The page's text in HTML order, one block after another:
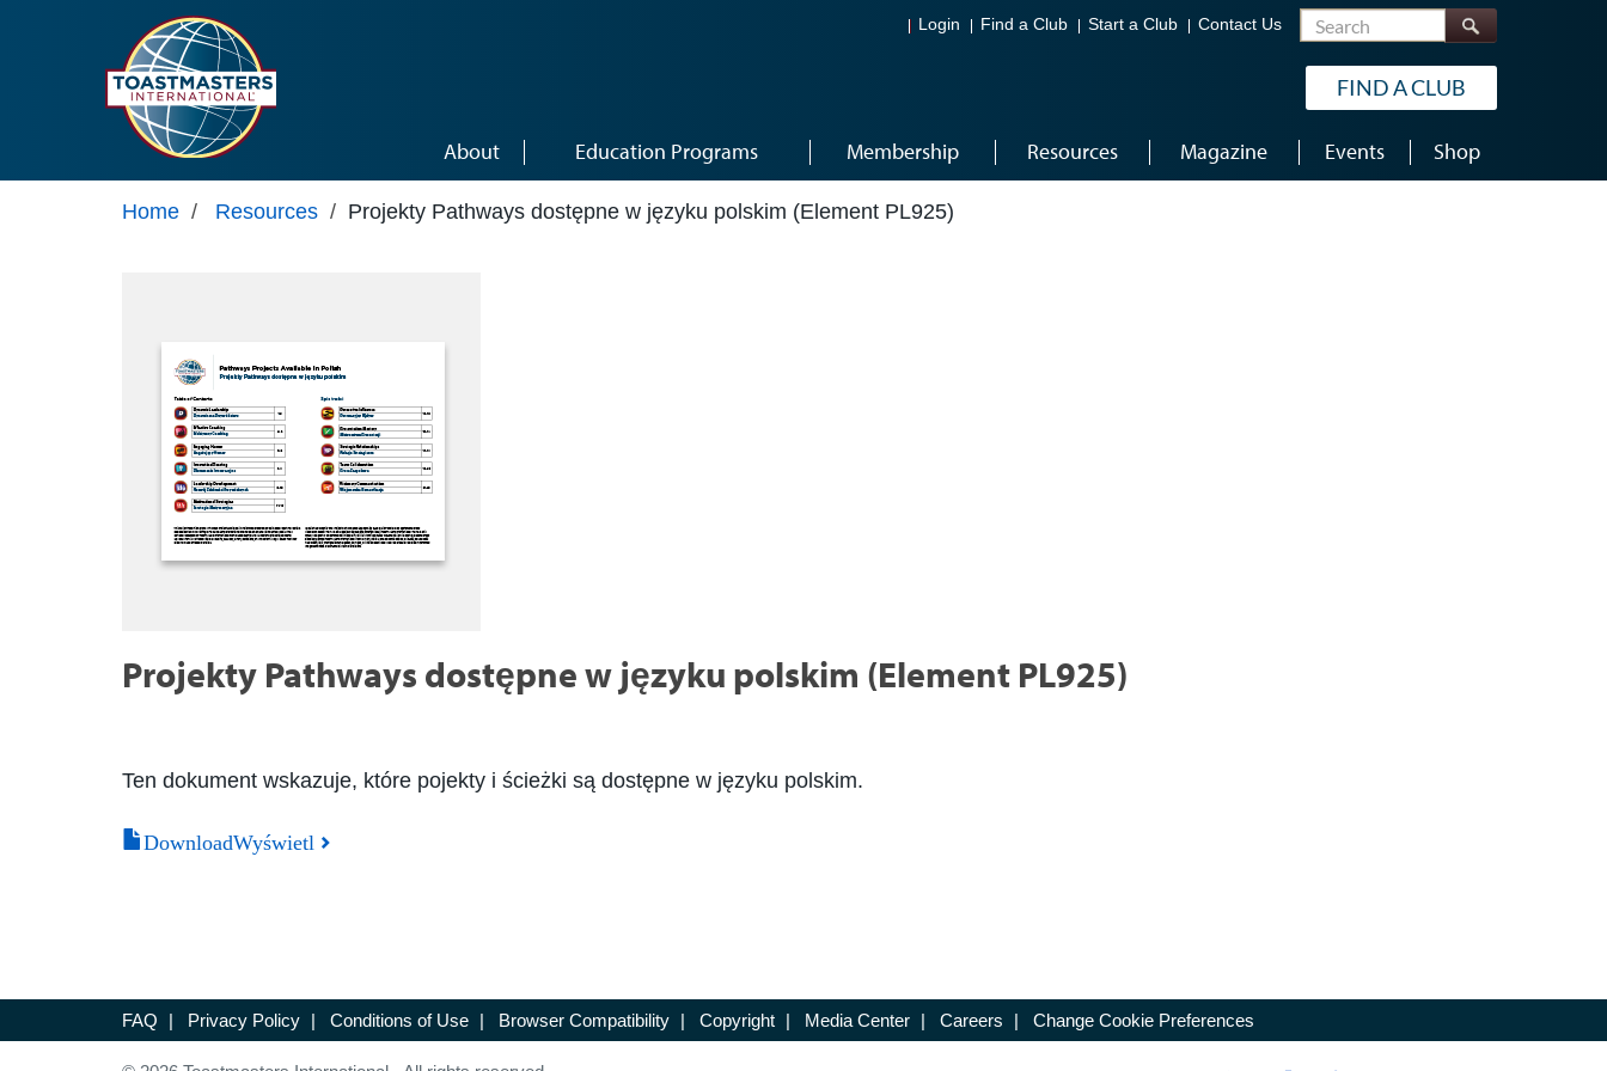
Login Find a Club Start a Club Contact Us Search
FIND A CLUB
About Education Programs Membership Resources Magazine Events Shop
Home / Resources / Projekty Pathways dostępne w języku polskim (Element PL925)
Projekty Pathways dostępne w języku polskim (Element PL925)
Ten dokument wskazuje, które pojekty i ścieżki są dostępne w języku polskim.
DownloadWyświetl
FAQ | Privacy Policy | Conditions of Use | Browser Compatibility | Copyright | Media Center | Careers | Change Cookie Preferences